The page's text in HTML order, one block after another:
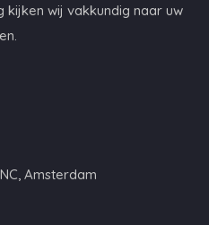
wij vakkundig naar uw
Amsterdam